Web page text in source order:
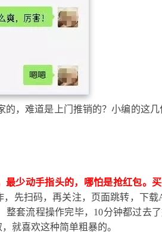
的，难道是上门推销的？小编的这几
少动手指头的，哪怕是抢红包。买
先扫码，再关注，页面跳转，下载
整套流程操作完毕，10分钟都过去
喜欢这种简单粗暴的。